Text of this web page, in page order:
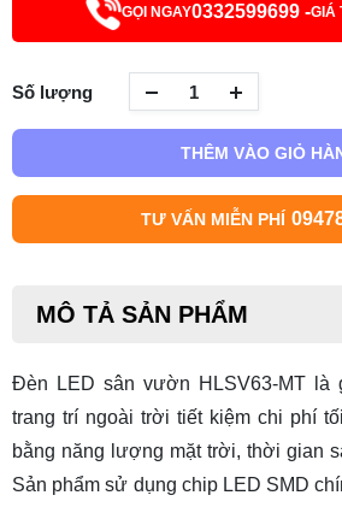
GỌI NGAY0332599699 -GIÁ
Số lượng
THÊM VÀO GIỎ
TƯ VẤN MIỄN PHÍ
MÔ TẢ SẢN PHẨM
Đèn LED sân vườn HLSV63-MT
là
trang trí ngoài trời tiết kiệm chi phí
bằng năng lượng mặt trời, thời gian
Sản phẩm sử dụng chip LED SMD